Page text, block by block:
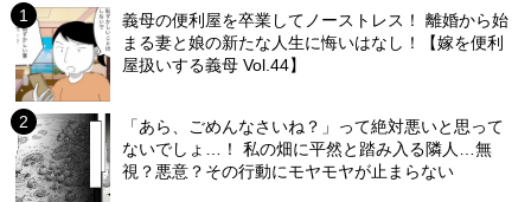
義母の便利屋を卒業してノーストレス！ 離婚から始
まる妻と娘の新たな人生に悔いはなし！【嫁を便利
屋扱いする義母 Vol.44】
「あら、ごめんなさいね？」って絶対悪いと思って
ないでしょ…！ 私の畑に平然と踏み入る隣人…無
視？悪意？その行動にモヤモヤが止まらない